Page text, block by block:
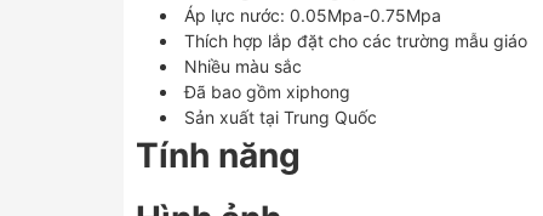
Áp lực nước: 0.05Mpa-0.75Mpa
Thích hợp lắp đặt cho các trường mẫu giáo
Nhiều màu sắc
Đã bao gồm xiphong
Sản xuất tại Trung Quốc
Tính năng